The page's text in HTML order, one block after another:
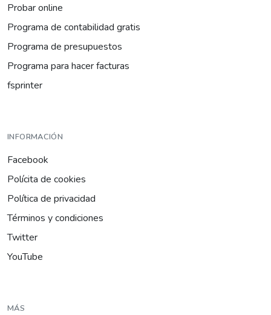
Probar online
Programa de contabilidad gratis
Programa de presupuestos
Programa para hacer facturas
fsprinter
INFORMACIÓN
Facebook
Polícita de cookies
Política de privacidad
Términos y condiciones
Twitter
YouTube
MÁS